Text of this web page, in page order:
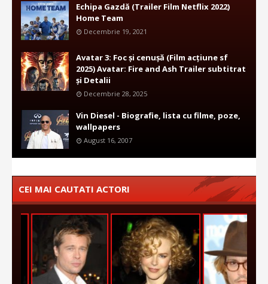
Echipa Gazdă (Trailer Film Netflix 2022)
Home Team
Decembrie 19, 2021
Avatar 3: Foc și cenușă (Film acțiune sf
2025) Avatar: Fire and Ash Trailer subtitrat
și Detalii
Decembrie 28, 2025
Vin Diesel - Biografie, lista cu filme, poze,
wallpapers
August 16, 2007
CEI MAI CAUTATI ACTORI